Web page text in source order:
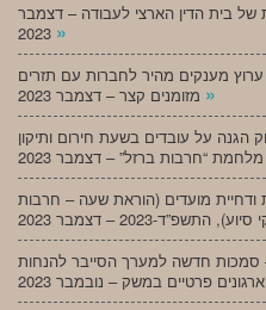
של בית הדין הארצי לעבודה – דצמבר
»
– ערוץ מענקים מהיר לחברות עם תזרים
»
יחסי עבודה – תיקון מס’ 5 לחוק הגנה על עובדים בשעת חירום ותיקון
ודחיית מועדים (הוראת שעה – חרבות
– סמכות חדשה למערך הסייבר להנחות